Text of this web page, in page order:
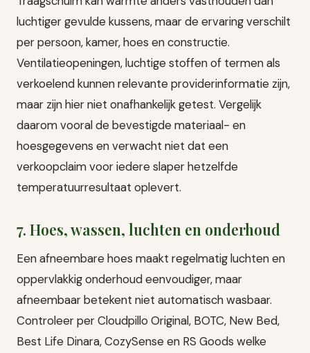
luchtiger gevulde kussens, maar de ervaring verschilt
per persoon, kamer, hoes en constructie.
Ventilatieopeningen, luchtige stoffen of termen als
verkoelend kunnen relevante providerinformatie zijn,
maar zijn hier niet onafhankelijk getest. Vergelijk
daarom vooral de bevestigde materiaal- en
hoesgegevens en verwacht niet dat een
verkoopclaim voor iedere slaper hetzelfde
temperatuurresultaat oplevert.
7. Hoes, wassen, luchten en onderhoud
Een afneembare hoes maakt regelmatig luchten en
oppervlakkig onderhoud eenvoudiger, maar
afneembaar betekent niet automatisch wasbaar.
Controleer per Cloudpillo Original, BOTC, New Bed,
Best Life Dinara, CozySense en RS Goods welke